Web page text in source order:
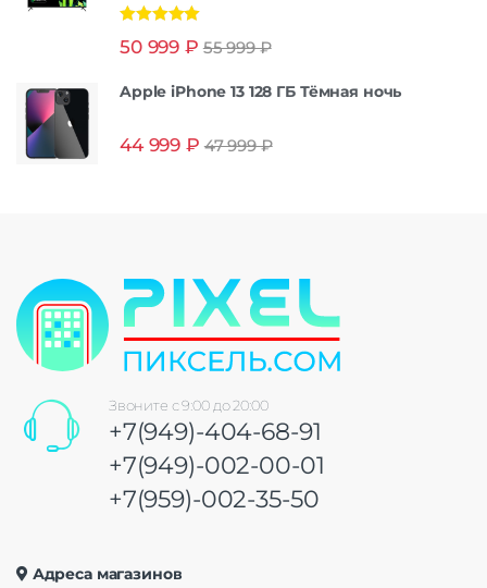
из 5
50 999 ₽ 55 999₽
Apple iPhone 13 128 ГБ Тёмная ночь
44 999 ₽ 47 999₽
Звоните с 9:00 до 20:00
+7(949)-404-68-91
+7(949)-002-00-01
+7(959)-002-35-50
Адреса магазинов